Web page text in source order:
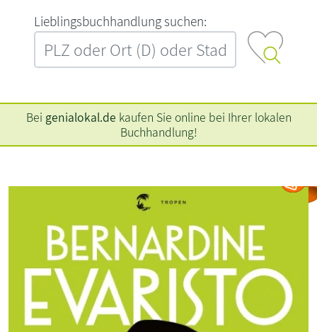
L‍i‍e‍b‍l‍i‍n‍g‍s‍b‍u‍c‍h‍h‍a‍n‍d‍l‍u‍n‍g‍ ‍s‍u‍c‍h‍e‍n‍:‍
Bei genialokal.de kaufen Sie online bei Ihrer lokalen
Buchhandlung!